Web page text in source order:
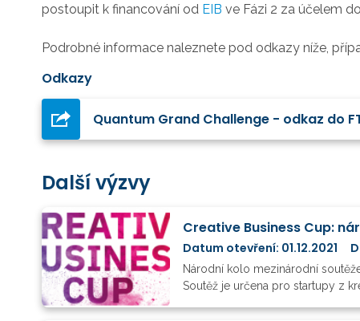
postoupit k financování od EIB ve Fázi 2 za účelem
Podrobné informace naleznete pod odkazy níže,
Odkazy
Quantum Grand Challenge - odkaz do
Další výzvy
Creative Business Cup:
Datum otevření: 01.12.2021
Národní kolo mezinárodní
Soutěž je určena pro startupy z